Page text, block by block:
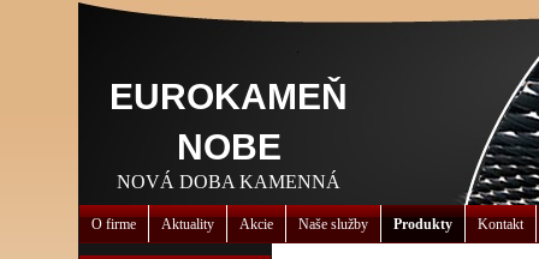
EUROKAMEŇ
NOBE
NOVÁ DOBA KAMENNÁ
O firme Aktuality Akcie Naše služby Produkty Kontakt